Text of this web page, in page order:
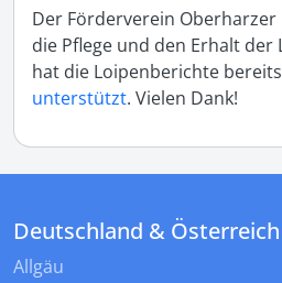
Der Förderverein
die Pflege und den Erhalt der
hat die Loipenberichte
unterstützt. Vielen Dank!
Deutschland & Österreich
Allgäu